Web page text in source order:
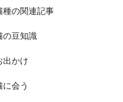
種の関連記事
の豆知識
出かけ
に会う